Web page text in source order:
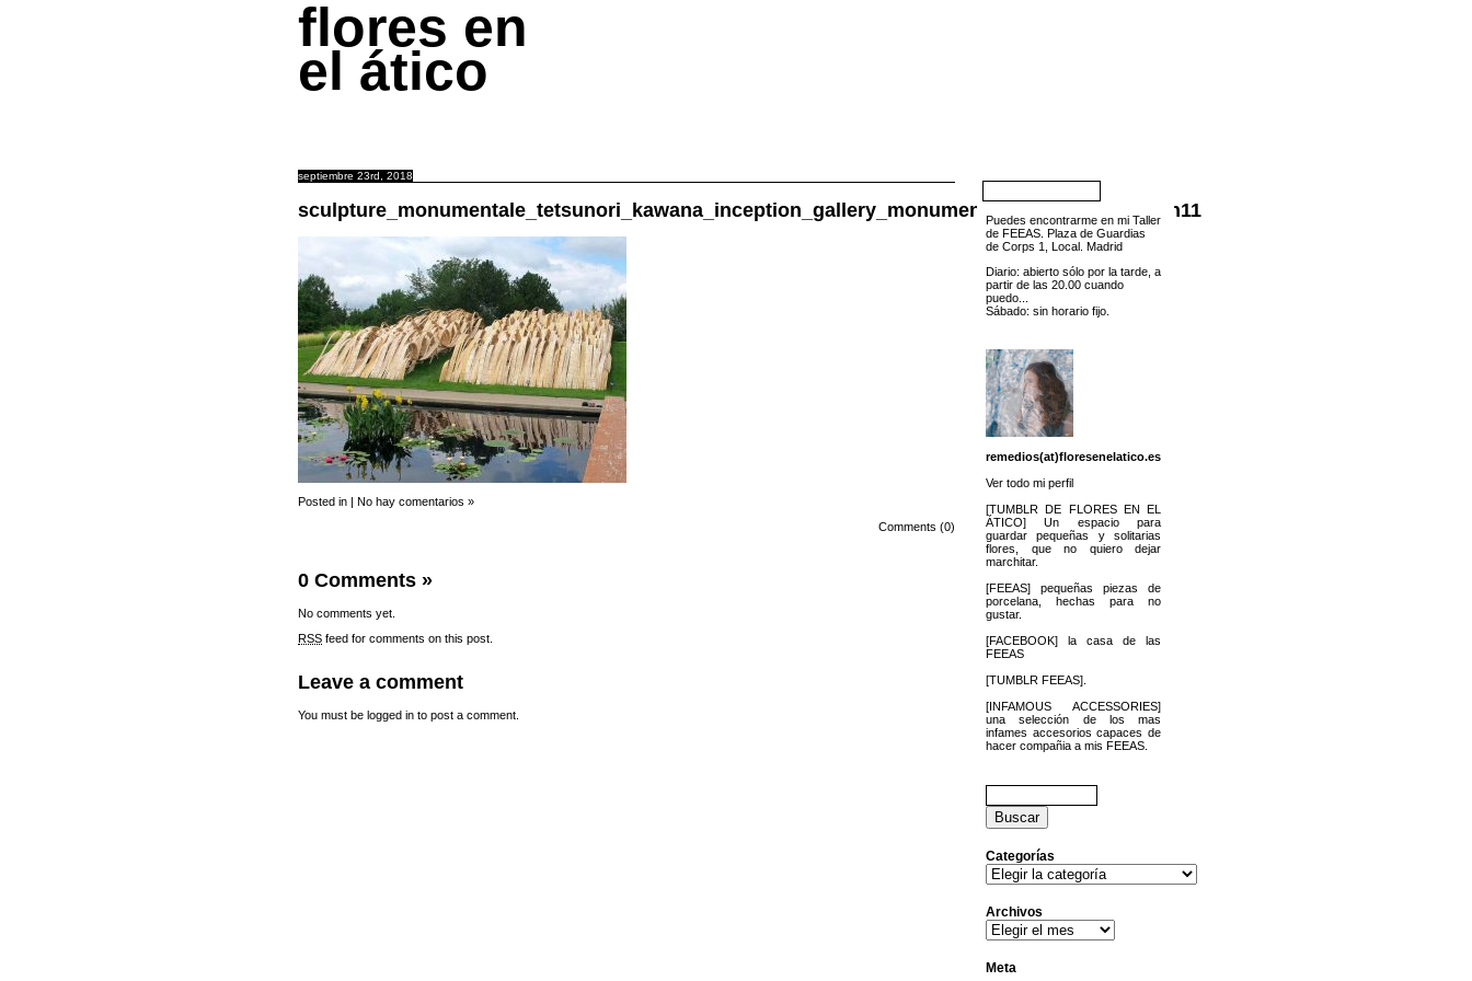
flores en
el ático
septiembre 23rd, 2018
sculpture_monumentale_tetsunori_kawana_inception_gallery_monumental_sculpture_garden11
Posted in | No hay comentarios »
Comments (0)
0 Comments »
No comments yet.
RSS feed for comments on this post.
Leave a comment
You must be logged in to post a comment.
Puedes encontrarme en mi Taller
de FEEAS. Plaza de Guardias
de Corps 1, Local. Madrid
Diario: abierto sólo por la tarde, a
partir de las 20.00 cuando
puedo...
Sábado: sin horario fijo.
remedios(at)floresenelatico.es
Ver todo mi perfil
[TUMBLR DE FLORES EN EL
ÁTICO] Un espacio para
guardar pequeñas y solitarias
flores, que no quiero dejar
marchitar.
[FEEAS] pequeñas piezas de
porcelana, hechas para no
gustar.
[FACEBOOK] la casa de las
FEEAS
[TUMBLR FEEAS].
[INFAMOUS ACCESSORIES]
una selección de los mas
infames accesorios capaces de
hacer compañia a mis FEEAS.
Buscar:
Categorías
Categorías
Archivos
Archivos
Meta